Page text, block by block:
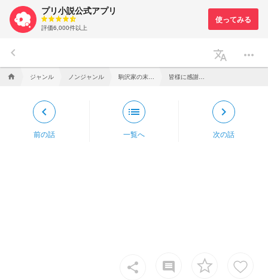
プリ小説公式アプリ
評価6,000件以上
keyboard_arrow_left translate more_horiz
home ジャンル ノンジャンル
keyboard_arrow_left
前の話
list
一覧へ
keyboard_arrow_right
次の話
share insert_comment